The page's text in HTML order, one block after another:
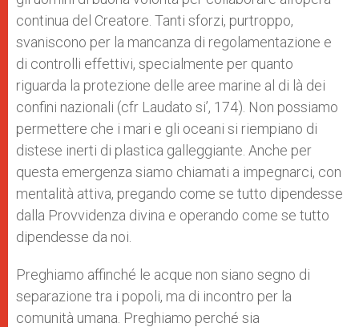
continua del Creatore. Tanti sforzi, purtroppo,
svaniscono per la mancanza di regolamentazione e
di controlli effettivi, specialmente per quanto
riguarda la protezione delle aree marine al di là dei
confini nazionali (cfr Laudato si’, 174). Non possiamo
permettere che i mari e gli oceani si riempiano di
distese inerti di plastica galleggiante. Anche per
questa emergenza siamo chiamati a impegnarci, con
mentalità attiva, pregando come se tutto dipendesse
dalla Provvidenza divina e operando come se tutto
dipendesse da noi.
Preghiamo affinché le acque non siano segno di
separazione tra i popoli, ma di incontro per la
comunità umana. Preghiamo perché sia